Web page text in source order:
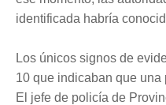
identificada habría
Los únicos signos de
10 que indicaban que
El jefe de policía de